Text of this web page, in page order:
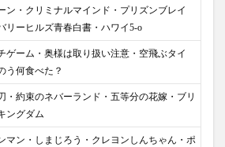
ン・クリミナルマインド・プリズンブレイ
リーヒルズ青春白書・ハワイ5-o
ゲーム・奥様は取り扱い注意・空飛ぶタイ
う何食べた？
・約束のネバーランド・五等分の花嫁・ブリ
ングダム
マン・しまじろう・クレヨンしんちゃん・ポ